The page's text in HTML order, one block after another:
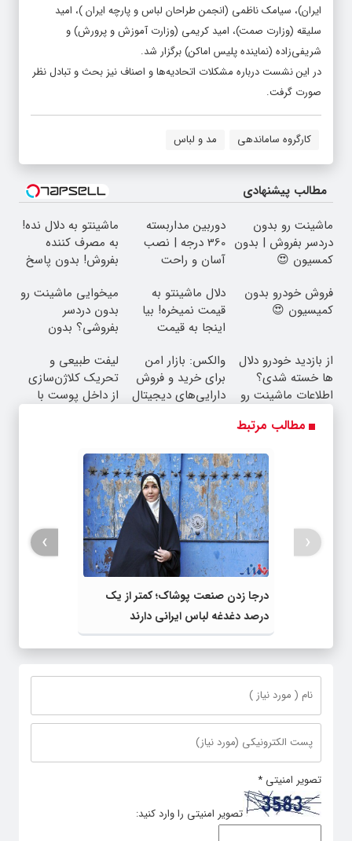
ایران)، سیامک ناظمی (انجمن طراحان لباس و پارچه ایران )، امید
سلیقه (وزارت صمت)، امید کریمی (وزارت آموزش و پرورش) و
شریفی‌زاده (نماینده پلیس اماکن) برگزار شد.
در این نشست درباره مشکلات اتحادیه‌ها و اصناف نیز بحث و تبادل نظر
صورت گرفت.
کارگروه ساماندهی مد و لباس
مطالب پیشنهادی
ماشینت رو بدون
دردسر بفروش | بدون
کمسیون 😍
دوربین مداربسته
360 درجه | نصب
آسان و راحت
ماشینتو به دلال نده!
به مصرف کننده
بفروش! بدون پاسخ
فروش خودرو بدون
کمیسیون 😍
دلال ماشینتو به
قیمت نمیخره! بیا
اینجا به قیمت
واقعی*
میخوایی ماشینت رو
بدون دردسر
بفروشی؟ بدون
از بازدید خودرو دلال
ها خسته شدی؟
اطلاعات ماشینت رو
والکس: بازار امن
برای خرید و فروش
دارایی‌های دیجیتال
لیفت طبیعی و
تحریک کلاژن‌سازی
از داخل پوست با
مطالب مرتبط
درجا زدن صنعت پوشاک؛ کمتر از یک
درصد دغدغه لباس ایرانی دارند
‹
›
تصویر امنیتی *
تصویر امنیتی را وارد کنید: